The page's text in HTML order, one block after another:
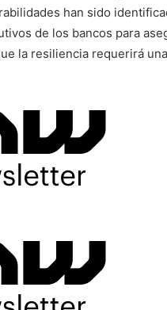
i
c
o
han sido
de los bancos para
la resiliencia requerirá